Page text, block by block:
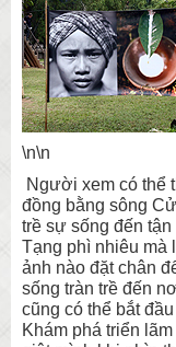
\n\n
Người xem có thể
đồng bằng sông
trề sự sống đến
Tạng phì nhiêu mà
ảnh nào đặt chân
sống tràn trề đến
cũng có thể bắt
Khám phá triển